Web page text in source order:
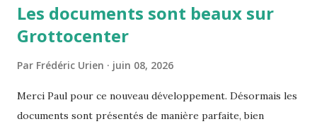
Les documents sont beaux sur
Grottocenter
Par Frédéric Urien juin 08, 2026
Merci Paul pour ce nouveau développement. Désormais les
documents sont présentés de manière parfaite, bien